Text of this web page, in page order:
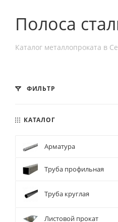
Полоса
Каталог металлопроката в
ФИЛЬТР
КАТАЛОГ
Арматура
Труба профильная
Труба круглая
Листовой прокат